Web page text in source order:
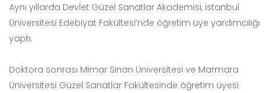
Aynı yıllarda Devlet Güzel Sanatlar Akademisi, İstanbul
Üniversitesi Edebiyat Fakültesi’nde öğretim üye yardımcılığı
yaptı.
Doktora sonrası Mimar Sinan Üniversitesi ve Marmara
Üniversitesi Güzel Sanatlar Fakültesinde öğretim üyesi